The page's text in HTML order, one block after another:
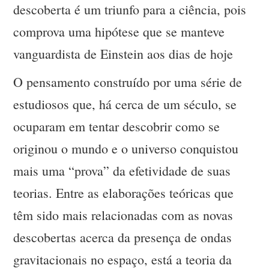
descoberta é um triunfo para a ciência, pois
comprova uma hipótese que se manteve
vanguardista de Einstein aos dias de hoje
O pensamento construído por uma série de
estudiosos que, há cerca de um século, se
ocuparam em tentar descobrir como se
originou o mundo e o universo conquistou
mais uma “prova” da efetividade de suas
teorias. Entre as elaborações teóricas que
têm sido mais relacionadas com as novas
descobertas acerca da presença de ondas
gravitacionais no espaço, está a teoria da